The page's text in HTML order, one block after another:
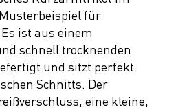
für
ist aus einem
schnell trocknenden
und sitzt perfekt
Schnitts. Der
eine kleine,